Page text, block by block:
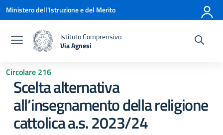
Vai ai contenuti
Vai al menu di navigazione
Vai al footer
Ministero dell'Istruzione e del Merito
Istituto Comprensivo
Via Agnesi
— Visita la pagina iniziale della scuola
Circolare 216
Scelta alternativa
all’insegnamento della religione
cattolica a.s. 2023/24